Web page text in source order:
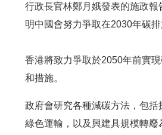
行政長官林鄭月娥發表的施政
明中國會努力爭取在2030年碳
香港將致力爭取於2050年前實
和措施。
政府會研究各種減碳方法，包
綠色運輸，以及興建具規模轉